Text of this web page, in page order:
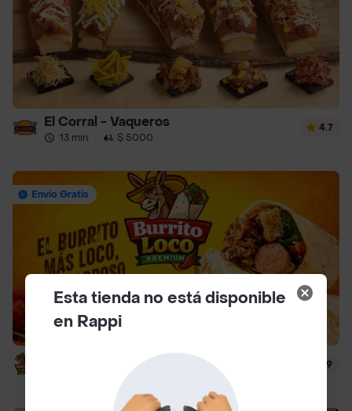
El Corral - Vaqueros
13 min · $ 5000
4.7
Envío Gratis
$ 5000
4.9
Esta tienda no está disponible
en Rappi